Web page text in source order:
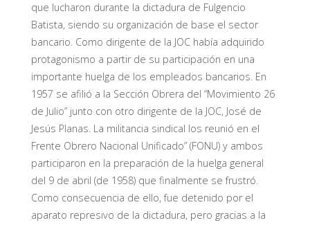
que lucharon durante la dictadura de Fulgencio
Batista, siendo su organización de base el sector
bancario. Como dirigente de la JOC había adquirido
protagonismo a partir de su participación en una
importante huelga de los empleados bancarios. En
1957 se afilió a la Sección Obrera del “Movimiento 26
de Julio” junto con otro dirigente de la JOC, José de
Jesús Planas. La militancia sindical los reunió en el
Frente Obrero Nacional Unificado” (FONU) y ambos
participaron en la preparación de la huelga general
del 9 de abril (de 1958) que finalmente se frustró.
Como consecuencia de ello, fue detenido por el
aparato represivo de la dictadura, pero gracias a la